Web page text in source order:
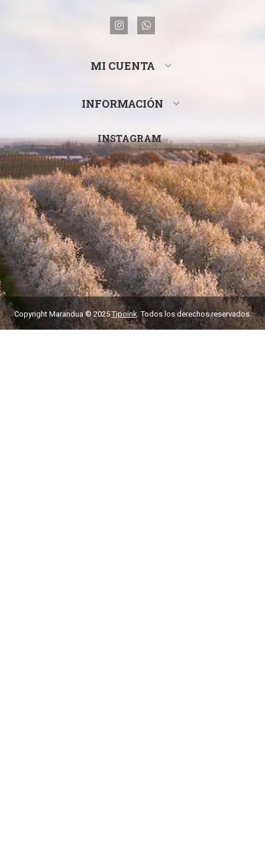
MI CUENTA
INFORMACIÓN
INSTAGRAM
Copyright Marandua © 2025Tipoink . Todos los derechos reservados.